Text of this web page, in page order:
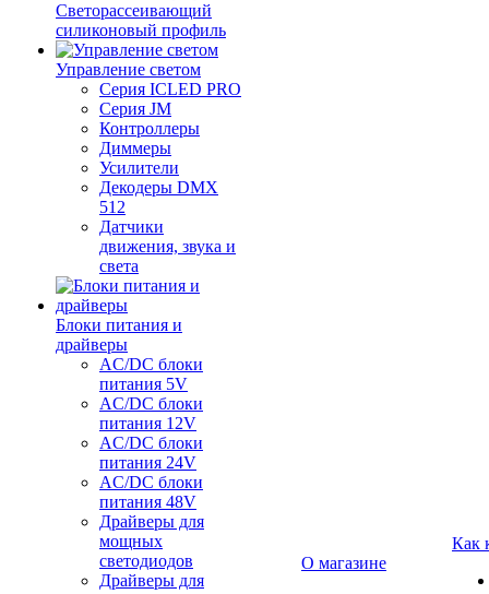
Светорассеивающий
силиконовый профиль
Управление светом
Серия ICLED PRO
Серия JM
Контроллеры
Диммеры
Усилители
Декодеры DMX
512
Датчики
движения, звука и
света
Блоки питания и
драйверы
AC/DC блоки
питания 5V
AC/DC блоки
питания 12V
AC/DC блоки
питания 24V
AC/DC блоки
питания 48V
Драйверы для
мощных
светодиодов
Драйверы для
О магазине
Как